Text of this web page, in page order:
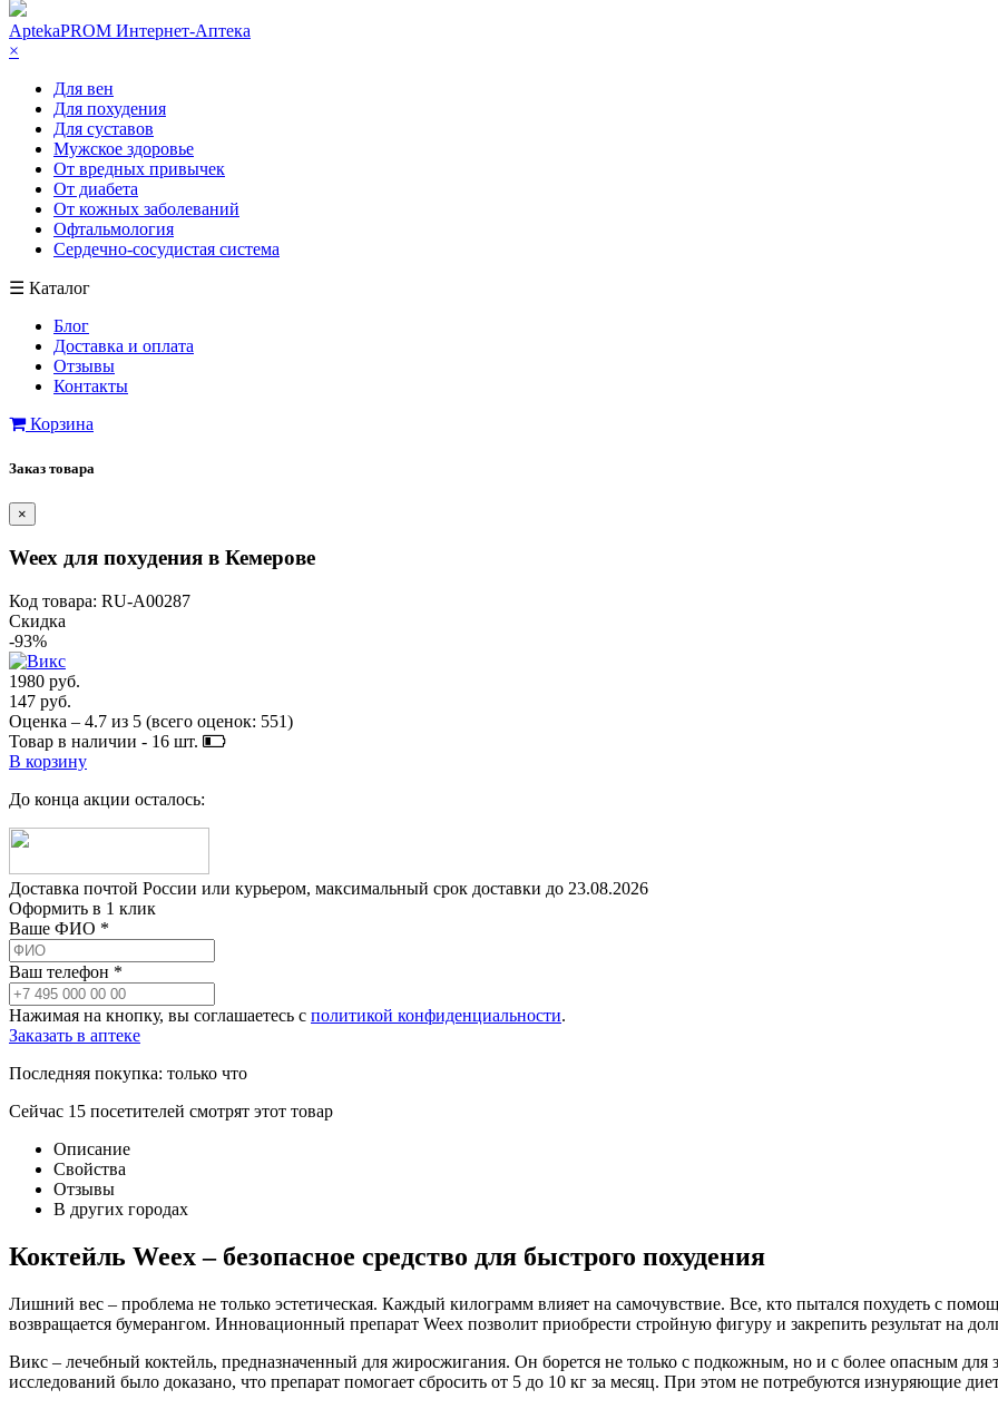
AptekaPROM Интернет-Аптека
×
Для вен
Для похудения
Для суставов
Мужское здоровье
От вредных привычек
От диабета
От кожных заболеваний
Офтальмология
Сердечно-сосудистая система
☰ Каталог
Блог
Доставка и оплата
Отзывы
Контакты
Корзина
Заказ товара
×
Weex для похудения в Кемерове
Код товара: RU-A00287
Скидка
-93%
1980 руб.
147 руб.
Оценка – 4.7 из 5 (всего оценок: 551)
Товар в наличии - 16 шт.
В корзину
До конца акции осталось:
Доставка почтой России или курьером, максимальный срок доставки до 23.08.2026
Оформить в 1 клик
Ваше ФИО *
Ваш телефон *
Нажимая на кнопку, вы соглашаетесь с политикой конфиденциальности.
Заказать в аптеке
Последняя покупка: только что
Сейчас 15 посетителей смотрят этот товар
Описание
Свойства
Отзывы
В других городах
Коктейль Weex – безопасное средство для быстрого похудения
Лишний вес – проблема не только эстетическая. Каждый килограмм влияет на самочувствие. Все, кто пытался похудеть с
возвращается бумерангом. Инновационный препарат Weex позволит приобрести стройную фигуру и закрепить результат на
Викс – лечебный коктейль, предназначенный для жиросжигания. Он борется не только с подкожным, но и с более опасным
исследований было доказано, что препарат помогает сбросить от 5 до 10 кг за месяц. При этом не потребуются изнуряющие